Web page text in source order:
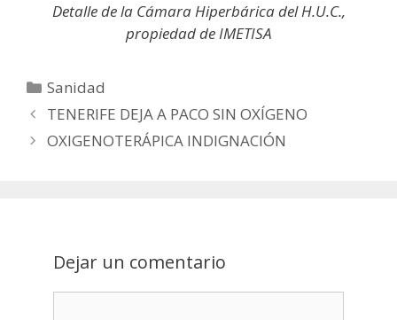
Detalle de la Cámara Hiperbárica del H.U.C.,
propiedad de IMETISA
Categorías
Sanidad
Post
navigation
TENERIFE DEJA A PACO SIN OXÍGENO
OXIGENOTERÁPICA INDIGNACIÓN
Dejar un comentario